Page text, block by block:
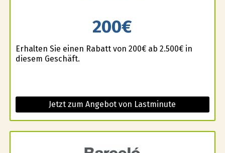
200€
Erhalten Sie einen Rabatt von 200€ ab 2.500€ in
diesem Geschäft.
Jetzt zum Angebot von Lastminute